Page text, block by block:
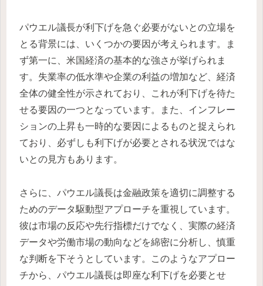
パウエル議長が利下げを急ぐ必要がないとの立場を
とる背景には、いくつかの要因が考えられます。ま
ず第一に、米国経済の基本的な強さが挙げられま
す。失業率の低水準や企業の利益の増加など、経済
全体の健全性が示されており、これが利下げを待た
せる要因の一つとなっています。また、インフレー
ションの上昇も一時的な要因によるものと捉えられ
ており、必ずしも利下げが必要とされる状況ではな
いとの見方もあります。
さらに、パウエル議長は金融政策を適切に調整する
ためのデータ駆動型アプローチを重視しています。
彼は市場の反応や先行指標だけでなく、実際の経済
データや労働市場の動向などを綿密に分析し、慎重
な判断を下そうとしています。このようなアプロー
チから、パウエル議長は即座な利下げを必要とせ